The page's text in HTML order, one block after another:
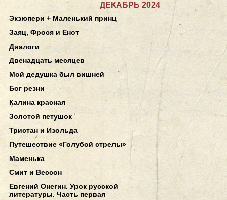
ДЕКАБРЬ 2024
Экзюпери + Маленький принц
Заяц, Фрося и Енот
Диалоги
Двенадцать месяцев
Мой дедушка был вишней
Бог резни
Калина красная
Золотой петушок
Тристан и Изольда
Путешествие «Голубой стрелы»
Маменька
Смит и Вессон
Евгений Онегин. Урок русской
литературы. Часть первая